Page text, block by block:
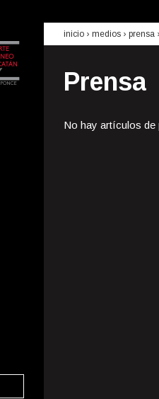
inicio › medios › prensa
Prensa
No hay artículos de